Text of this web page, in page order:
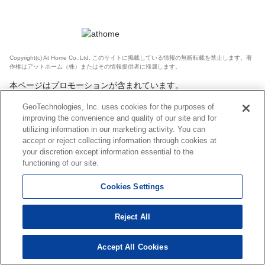
Copyright(c) At Home Co.,Ltd. このサイトに掲載している情報の無断転載を禁止します。著
作権はアットホーム（株）またはその情報提供者に帰属します。
本ページはプロモーションが含まれています。
GeoTechnologies, Inc. uses cookies for the purposes of
improving the convenience and quality of our site and for
utilizing information in our marketing activity. You can
accept or reject collecting information through cookies at
your discretion except information essential to the
functioning of our site.
Cookies Settings
Reject All
Accept All Cookies